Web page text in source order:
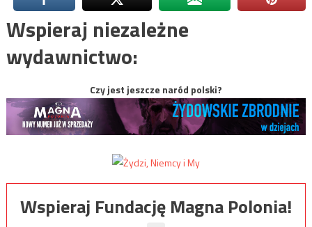
Wspieraj niezależne
wydawnictwo:
Czy jest jeszcze naród polski?
Wspieraj Fundację Magna Polonia!